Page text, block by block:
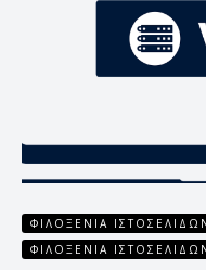
ΦΙΛΟΞΕΝΊΑ
ΦΙΛΟΞΕΝΊΑ
βελτιστοποίηση